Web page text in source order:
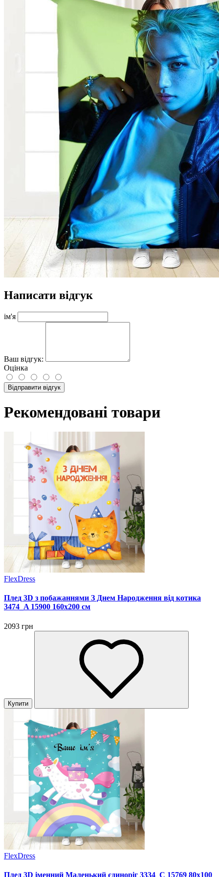
Написати відгук
ім'я
Ваш відгук:
Оцінка
Відправити відгук
Рекомендовані товари
FlexDress
Плед 3D з побажаннями З Днем Народження від котика
3474_A 15900 160х200 см
2093 грн
Купити
FlexDress
Плед 3D іменний Маленький єдиноріг 3334_C 15769 80х100